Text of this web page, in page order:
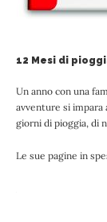
12 Mesi di
Un anno con una
avventure si impara
giorni di pioggia, di
Le sue pagine in